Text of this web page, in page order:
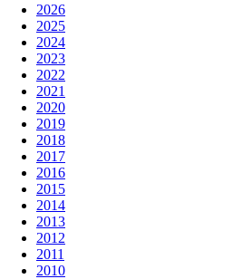
2026
2025
2024
2023
2022
2021
2020
2019
2018
2017
2016
2015
2014
2013
2012
2011
2010